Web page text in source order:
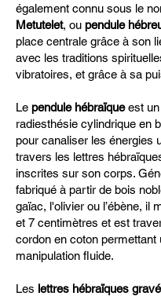
également connu sous le
Metutelet, ou pendule
place centrale grâce à son
avec les traditions
vibratoires, et grâce à sa
Le pendule hébraïqueest un
radiesthésie cylindrique en
pour canaliser les énergies
travers les lettres
inscrites sur son corps.
fabriqué à partir de bois
gaïac, l'olivier ou l’ébène, il
et 7 centimètres et est
cordon en coton permettant
manipulation fluide.
Les lettres hébraïques